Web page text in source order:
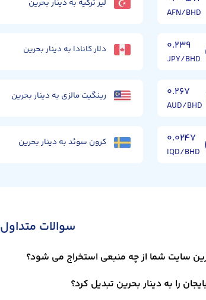
AFN/BHD
لیر ترکیه به دینار بحرین
۰.۲۳۹
JPY/BHD
دلار کانادا به دینار بحرین
۰.۲۶۷
AUD/BHD
رینگیت مالزی به دینار بحرین
۰.۰۲۴۷
IQD/BHD
کرون سوئد به دینار بحرین
سوالات متداول
سایت شما از چه منبعی استخراج می شود؟
را به دینار بحرین تبدیل کرد؟